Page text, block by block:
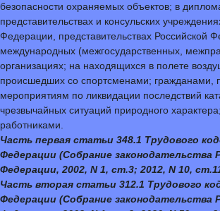
безопасности охраняемых объектов; в
представительствах и консульских
Федерации, представительствах Российской
международных (межгосударственных,
организациях; на находящихся в полете
происшедших со спортсменами; гражданами,
мероприятиям по ликвидации последствий
чрезвычайных ситуаций природного
работниками.
Часть первая статьи 348.1 Трудового
Федерации (Собрание законодательства
Федерации, 2002, N 1, ст.3; 2012, N 10,
Часть вторая статьи 312.1 Трудового
Федерации (Собрание законодательства